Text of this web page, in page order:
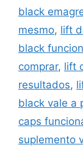
black
mesmo, lift
black
comprar, lift
resultados,
black vale a
caps
suplemento